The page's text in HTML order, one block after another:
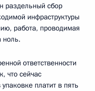
раздельный сбор
инфраструктуры
работа, проводимая
ноль.
ответственности
что сейчас
платит в пять